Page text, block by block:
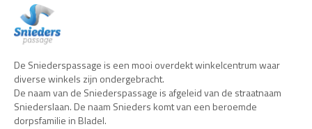
De Sniederspassage is een mooi overdekt winkelcentrum waar
diverse winkels zijn ondergebracht.
De naam van de Sniederspassage is afgeleid van de straatnaam
Sniederslaan. De naam Snieders komt van een beroemde
dorpsfamilie in Bladel.